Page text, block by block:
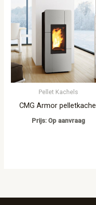
Pellet Kachels
CMG Armor pelletkachel
Prijs: Op aanvraag